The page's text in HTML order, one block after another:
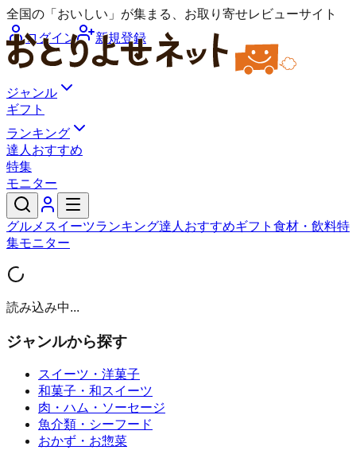
全国の「おいしい」が集まる、お取り寄せレビューサイト
ログイン
新規登録
ジャンル
ギフト
ランキング
達人おすすめ
特集
モニター
グルメ スイーツランキング達人おすすめギフト 食材・飲料特
集モニター
読み込み中...
ジャンルから探す
スイーツ・洋菓子
和菓子・和スイーツ
肉・ハム・ソーセージ
魚介類・シーフード
おかず・お惣菜